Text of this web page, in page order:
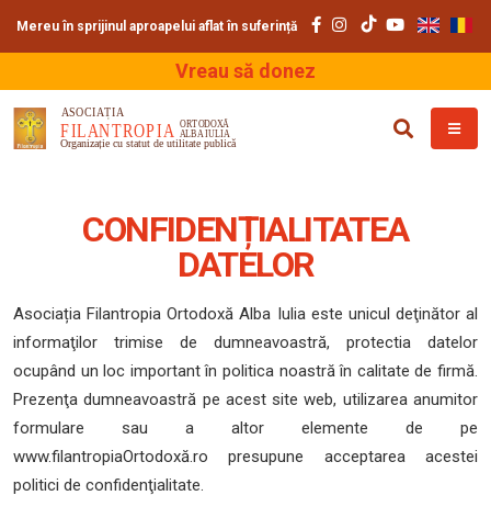
Mereu în sprijinul aproapelui aflat în suferință
Vreau să donez
CONFIDENȚIALITATEA
DATELOR
Asociația Filantropia Ortodoxă Alba Iulia este unicul deţinător al
informaţilor trimise de dumneavoastră, protectia datelor
ocupând un loc important în politica noastră în calitate de firmă.
Prezenţa dumneavoastră pe acest site web, utilizarea anumitor
formulare sau a altor elemente de pe
www.filantropiaOrtodoxă.ro presupune acceptarea acestei
politici de confidenţialitate.